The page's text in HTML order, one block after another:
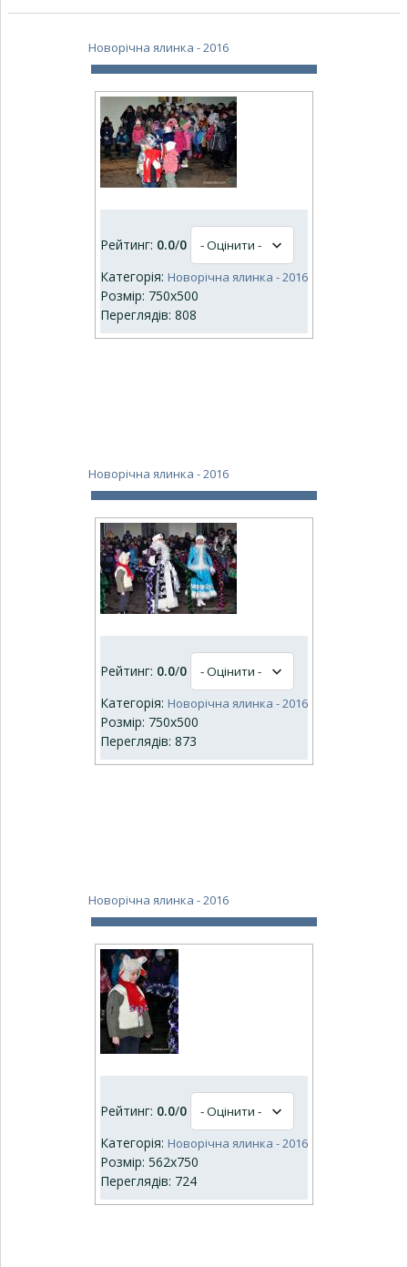
Новорічна ялинка - 2016
Рейтинг: 0.0/0
Категорія: Новорічна ялинка - 2016
Розмір: 750x500
Переглядів: 808
Новорічна ялинка - 2016
Рейтинг: 0.0/0
Категорія: Новорічна ялинка - 2016
Розмір: 750x500
Переглядів: 873
Новорічна ялинка - 2016
Рейтинг: 0.0/0
Категорія: Новорічна ялинка - 2016
Розмір: 562x750
Переглядів: 724